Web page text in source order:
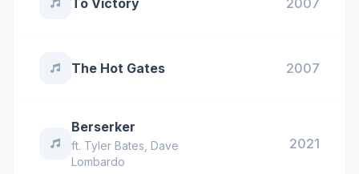
To Victory 2007
The Hot Gates 2007
Berserker
ft. Tyler Bates Dave
Lombardo
2021